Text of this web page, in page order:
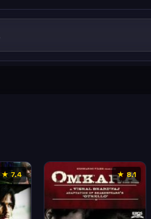
★ 7.4 ★ 8.1